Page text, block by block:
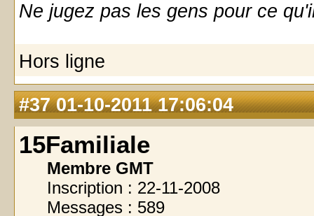
Ne jugez pas les gens pour ce
Hors ligne
#37 01-10-2011 17:06:04
15Familiale
Membre GMT
Inscription : 22-11-2008
Messages : 589